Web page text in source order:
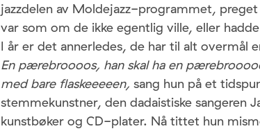
jazzdelen av Moldejazz-programmet,
var som om de ikke egentlig ville, eller
I år er det annerledes, de har til alt overmål
En pærebroooos, han skal ha en
med bare flaskeeeeen, sang hun på et
stemmekunstner, den dadaistiske sangeren
kunstbøker og CD-plater. Nå tittet hun